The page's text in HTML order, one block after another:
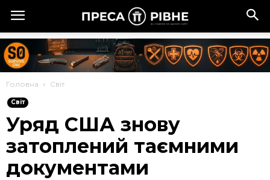
Головна Cвіт
Cвіт
Уряд США знову
затоплений таємними
документами